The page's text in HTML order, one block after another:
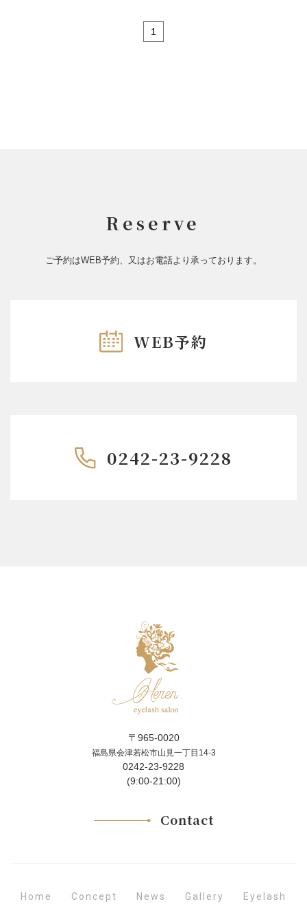
1
Reserve
ご予約はWEB予約、又はお電話より承っております。
WEB予約
0242-23-9228
〒965-0020
福島県会津若松市山見一丁目14-3
0242-23-9228
(9:00-21:00)
Contact
Home Concept News Gallery Eyelash